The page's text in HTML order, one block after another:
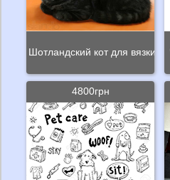
Шотландский кот для вязки
4800грн